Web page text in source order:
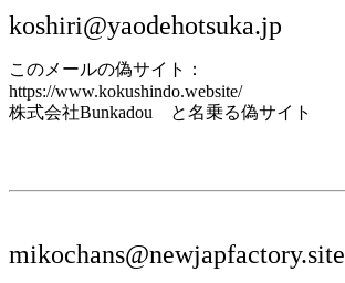
koshiri@yaodehotsuka.jp
このメールの偽サイト：
https://www.kokushindo.website/
株式会社Bunkadou と名乗る偽サイト
mikochans@newjapfactory.site